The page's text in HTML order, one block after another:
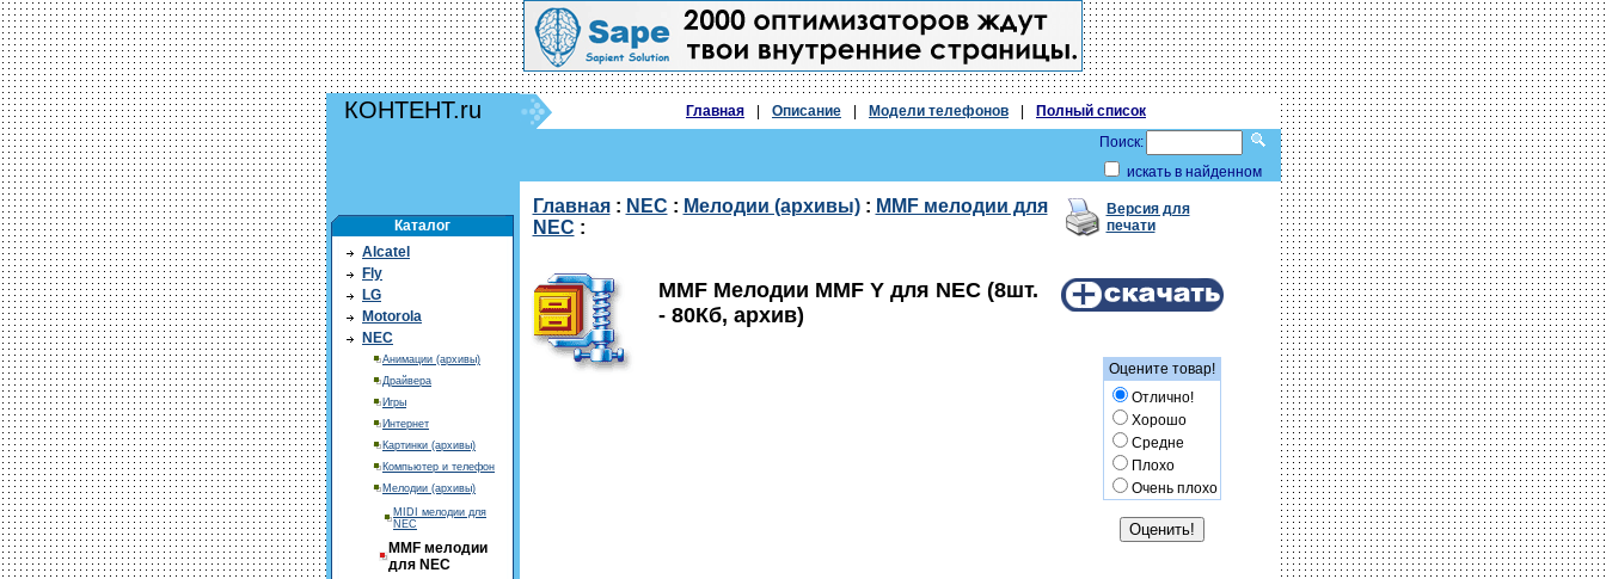
КОНТЕНТ.ru Главная Описание Модели телефонов
Полный список
Поиск:
искать в найденном
Каталог
Alcatel
Fly
LG
Motorola
NEC
Анимации (архивы)
Драйвера
Игры
Интернет
Картинки (архивы)
Компьютер и телефон
Мелодии (архивы)
MIDI мелодии для
NEC
MMF мелодии
для NEC
Главная: NEC : Мелодии (архивы): MMF мелодии для
NEC :
Версия для
печати
MMF Мелодии MMF Y для NEC (8шт.
- 80Кб, архив)
Оцените товар!
Отлично!
Хорошо
Средне
Плохо
Очень плохо